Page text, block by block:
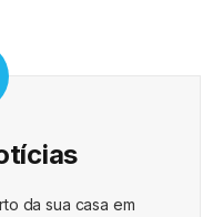
da sua casa em